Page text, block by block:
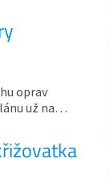
oprav
už na…